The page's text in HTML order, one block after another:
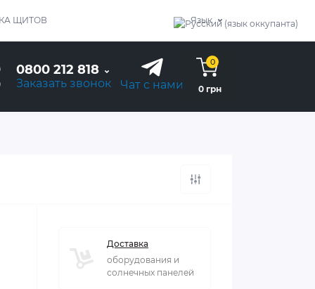
ЩИТОВ Язык
0800 212 818
Заказать звонок Чат с нами
0
0 грн
Доставка
оборудования и
солнечных панелей